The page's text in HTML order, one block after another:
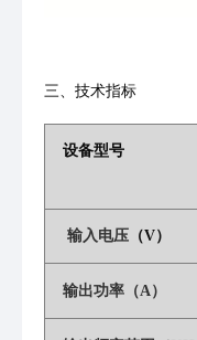
三、技术指标
设备型号
输入电压 （V）
输出功率（A）